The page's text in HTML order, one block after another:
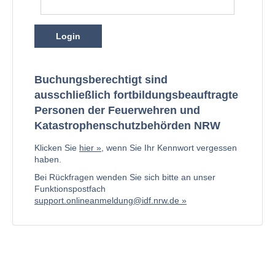
Login
Buchungsberechtigt sind
ausschließlich fortbildungsbeauftragte
Personen der Feuerwehren und
Katastrophenschutzbehörden NRW
Klicken Sie hier
, wenn Sie Ihr Kennwort vergessen
haben.
Bei Rückfragen wenden Sie sich bitte an unser
Funktionspostfach
support.onlineanmeldung@idf.nrw.de